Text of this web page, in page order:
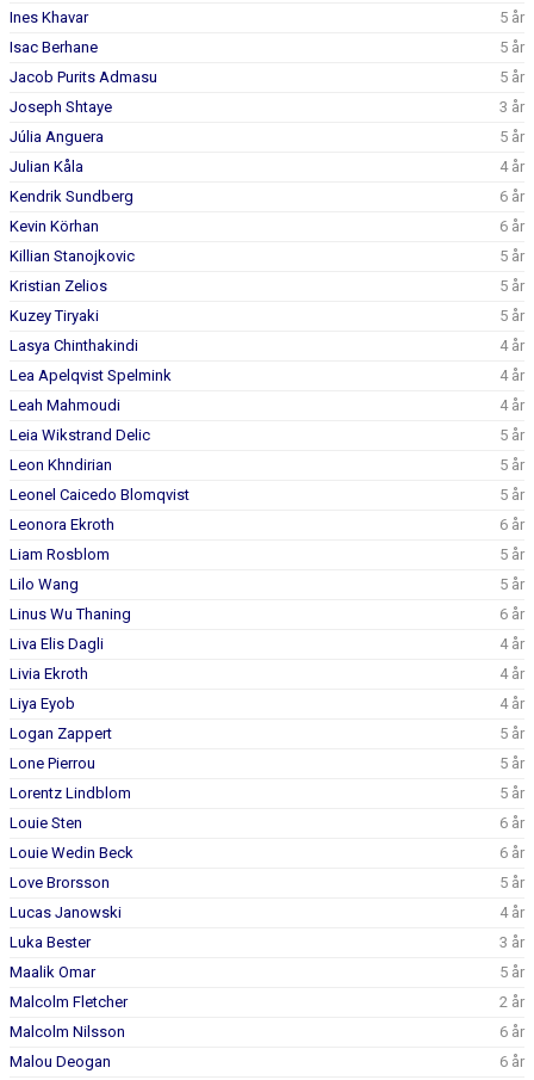
Ines Khavar
5 år
Isac Berhane
5 år
Jacob Purits Admasu
5 år
Joseph Shtaye
3 år
Júlia Anguera
5 år
Julian Kåla
4 år
Kendrik Sundberg
6 år
Kevin Körhan
6 år
Killian Stanojkovic
5 år
Kristian Zelios
5 år
Kuzey Tiryaki
5 år
Lasya Chinthakindi
4 år
Lea Apelqvist Spelmink
4 år
Leah Mahmoudi
4 år
Leia Wikstrand Delic
5 år
Leon Khndirian
5 år
Leonel Caicedo Blomqvist
5 år
Leonora Ekroth
6 år
Liam Rosblom
5 år
Lilo Wang
5 år
Linus Wu Thaning
6 år
Liva Elis Dagli
4 år
Livia Ekroth
4 år
Liya Eyob
4 år
Logan Zappert
5 år
Lone Pierrou
5 år
Lorentz Lindblom
5 år
Louie Sten
6 år
Louie Wedin Beck
6 år
Love Brorsson
5 år
Lucas Janowski
4 år
Luka Bester
3 år
Maalik Omar
5 år
Malcolm Fletcher
2 år
Malcolm Nilsson
6 år
Malou Deogan
6 år